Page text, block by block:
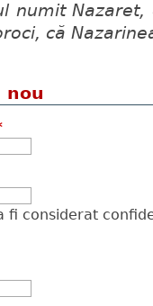
numit Nazaret,
că
nou
fi considerat